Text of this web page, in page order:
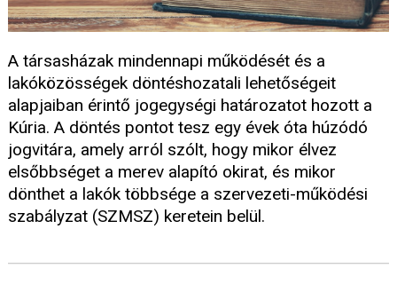
A társasházak mindennapi működését és a
lakóközösségek döntéshozatali lehetőségeit
alapjaiban érintő jogegységi határozatot hozott a
Kúria. A döntés pontot tesz egy évek óta húzódó
jogvitára, amely arról szólt, hogy mikor élvez
elsőbbséget a merev alapító okirat, és mikor
dönthet a lakók többsége a szervezeti-működési
szabályzat (SZMSZ) keretein belül.